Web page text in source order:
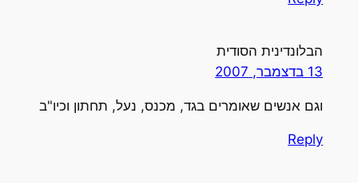
הבלונדינית הסודית
13 בדצמבר, 2007
וגם אנשים שאומרים בגד, מכנס, נעל, תחתון וכיו"ב
Reply